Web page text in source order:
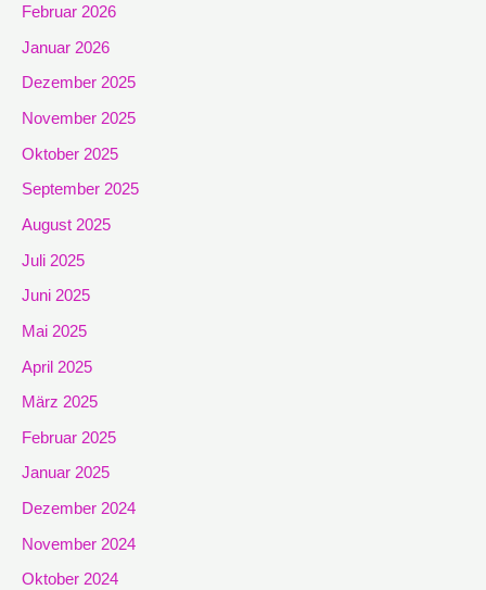
Februar 2026
Januar 2026
Dezember 2025
November 2025
Oktober 2025
September 2025
August 2025
Juli 2025
Juni 2025
Mai 2025
April 2025
März 2025
Februar 2025
Januar 2025
Dezember 2024
November 2024
Oktober 2024